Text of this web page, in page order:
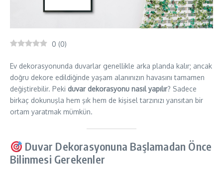
0 (0)
Ev dekorasyonunda duvarlar genellikle arka planda kalır; ancak
doğru dekore edildiğinde yaşam alanınızın havasını tamamen
değiştirebilir. Peki duvar dekorasyonu nasıl yapılır? Sadece
birkaç dokunuşla hem şık hem de kişisel tarzınızı yansıtan bir
ortam yaratmak mümkün.
Duvar Dekorasyonuna Başlamadan Önce
Bilinmesi Gerekenler